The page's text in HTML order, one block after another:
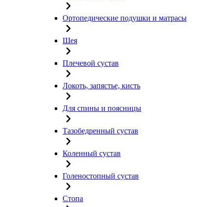
Ортопедические подушки и матрасы
Шея
Плечевой сустав
Локоть, запястье, кисть
Для спины и поясницы
Тазобедренный сустав
Коленный сустав
Голеностопный сустав
Стопа